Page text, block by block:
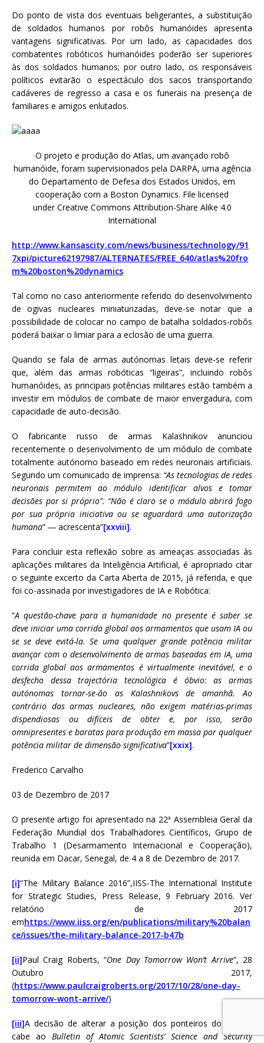
Do ponto de vista dos eventuais beligerantes, a substituição
de soldados humanos por robôs humanóides apresenta
vantagens significativas. Por um lado, as capacidades dos
combatentes robóticos humanóides poderão ser superiores
às dos soldados humanos; por outro lado, os responsáveis
políticos evitarão o espectáculo dos sacos transportando
cadáveres de regresso a casa e os funerais na presença de
familiares e amigos enlutados.
O projeto e produção do Atlas, um avançado robô
humanóide, foram supervisionados pela DARPA, uma agência
do Departamento de Defesa dos Estados Unidos, em
cooperação com a Boston Dynamics. File licensed
under Creative Commons Attribution-Share Alike 4.0
International
http://www.kansascity.com/news/business/technology/91
7xpi/picture62197987/ALTERNATES/FREE_640/atlas%20fro
m%20boston%20dynamics
Tal como no caso anteriormente referido do desenvolvimento
de ogivas nucleares miniaturizadas, deve-se notar que a
possibilidade de colocar no campo de batalha soldados-robôs
poderá baixar o limiar para a eclosão de uma guerra.
Quando se fala de armas autónomas letais deve-se referir
que, além das armas robóticas “ligeiras”, incluindo robôs
humanóides, as principais potências militares estão também a
investir em módulos de combate de maior envergadura, com
capacidade de auto-decisão.
O fabricante russo de armas Kalashnikov anunciou
recentemente o desenvolvimento de um módulo de combate
totalmente autónomo baseado em redes neuronais artificiais.
Segundo um comunicado de imprensa: “As tecnologias de redes
neuronais permitem ao módulo identificar alvos e tomar
decisões por si próprio”. “Não é claro se o módulo abrirá fogo
por sua própria iniciativa ou se aguardará uma autorização
humana” ― acrescenta”[xxviii].
Para concluir esta reflexão sobre as ameaças associadas às
aplicações militares da Inteligência Artificial, é apropriado citar
o seguinte excerto da Carta Aberta de 2015, já referida, e que
foi co-assinada por investigadores de IA e Robótica:
“A questão-chave para a humanidade no presente é saber se
deve iniciar uma corrida global aos armamentos que usam IA ou
se se deve evitá-la. Se uma qualquer grande potência militar
avançar com o desenvolvimento de armas baseadas em IA, uma
corrida global aos armamentos é virtualmente inevitável, e o
desfecho dessa trajectória tecnológica é óbvio: as armas
autónomas tornar-se-ão as Kalashnikovs de amanhã. Ao
contrário das armas nucleares, não exigem matérias-primas
dispendiosas ou difíceis de obter e, por isso, serão
omnipresentes e baratas para produção em massa por qualquer
potência militar de dimensão significativa”[xxix].
Frederico Carvalho
03 de Dezembro de 2017
O presente artigo foi apresentado na 22ª Assembleia Geral da
Federação Mundial dos Trabalhadores Científicos, Grupo de
Trabalho 1 (Desarmamento Internacional e Cooperação),
reunida em Dacar, Senegal, de 4 a 8 de Dezembro de 2017.
[i]“The Military Balance 2016”,IISS-The International Institute
for Strategic Studies, Press Release, 9 February 2016. Ver
relatório de 2017
emhttps://www.iiss.org/en/publications/military%20balan
ce/issues/the-military-balance-2017-b47b
[ii]Paul Craig Roberts, “One Day Tomorrow Won’t Arrive”, 28
Outubro 2017,
(https://www.paulcraigroberts.org/2017/10/28/one-day-
tomorrow-wont-arrive/)
[iii]A decisão de alterar a posição dos ponteiros do relógio
cabe ao Bulletin of Atomic Scientists’ Science and Security